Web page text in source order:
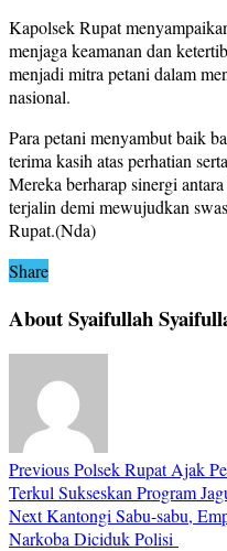
Kapolsek Rupat
menjaga keamanan dan
menjadi mitra petani dalam
nasional.
Para petani menyambut baik
terima kasih atas perhatian
Mereka berharap sinergi
terjalin demi mewujudkan
Rupat.(Nda)
Share
About Syaifullah
PreviousPolsek Rupat Ajak
Terkul Sukseskan Program
NextKantongi Sabu-sabu,
Narkoba Diciduk Polisi